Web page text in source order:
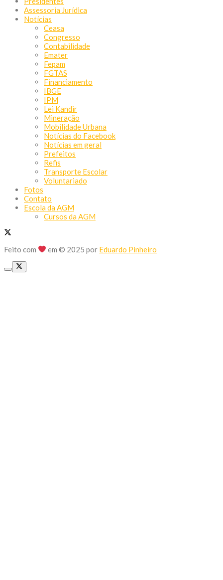
Assessoria Jurídica
Notícias
Ceasa
Congresso
Contabilidade
Emater
Fepam
FGTAS
Financiamento
IBGE
IPM
Lei Kandir
Mineração
Mobilidade Urbana
Notícias do Facebook
Notícias em geral
Prefeitos
Refis
Transporte Escolar
Voluntariado
Fotos
Contato
Escola da AGM
Cursos da AGM
Feito com em © 2025 por Eduardo Pinheiro